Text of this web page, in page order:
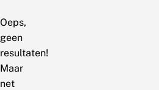
Oeps,
geen
resultaten!
Maar
net